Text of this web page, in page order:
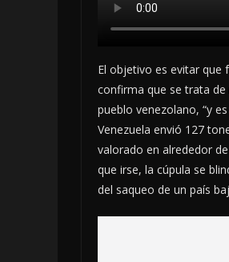
El objetivo es evitar que
confirma que se trata
pueblo venezolano, “y
Venezuela envió 127
valorado en alrededor
que irse, la cúpula se
del saqueo de un país